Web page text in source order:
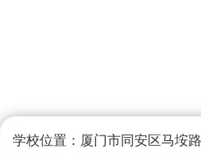
学校位置：厦门市同安区马垵